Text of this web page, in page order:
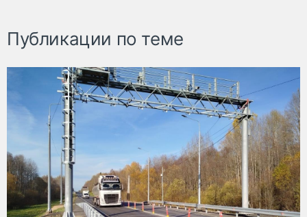
Публикации по теме